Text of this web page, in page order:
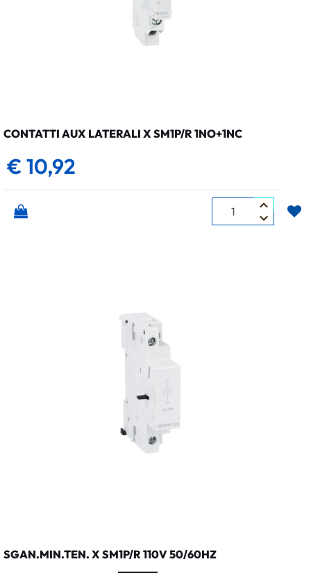
CONTATTI AUX LATERALI X SM1P/R 1NO+1NC
€ 10,92
Quantità
SGAN.MIN.TEN. X SM1P/R 110V 50/60HZ